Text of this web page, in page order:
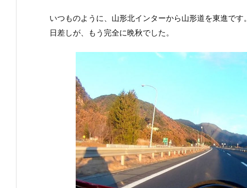
いつものように、山形北インターから山形道を東進です。
日差しが、もう完全に晩秋でした。